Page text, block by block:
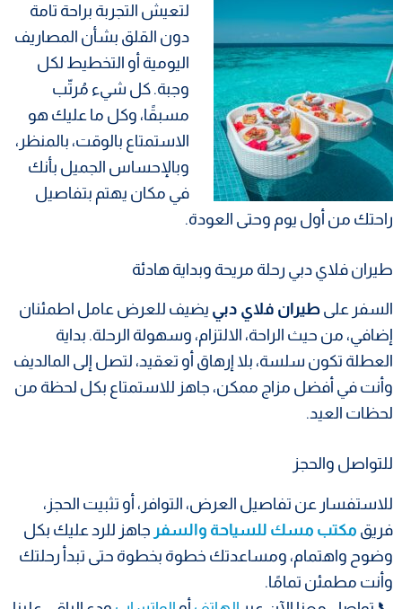
لتعيش التجربة براحة تامة
دون القلق بشأن المصاريف
اليومية أو التخطيط لكل
وجبة. كل شيء مُرتّب
مسبقًا، وكل ما عليك هو
الاستمتاع بالوقت، بالمنظر،
وبالإحساس الجميل بأنك
في مكان يهتم بتفاصيل
راحتك من أول يوم وحتى العودة.
طيران فلاي دبي رحلة مريحة وبداية هادئة
السفر على طيران فلاي دبي يضيف للعرض عامل اطمئنان
إضافي، من حيث الراحة، الالتزام، وسهولة الرحلة. بداية
العطلة تكون سلسة، بلا إرهاق أو تعقيد، لتصل إلى المالديف
وأنت في أفضل مزاج ممكن، جاهز للاستمتاع بكل لحظة من
لحظات العيد.
للتواصل والحجز
للاستفسار عن تفاصيل العرض، التوافر، أو تثبيت الحجز،
فريق مكتب مسك للسياحة والسفر جاهز للرد عليك بكل
وضوح واهتمام، ومساعدتك خطوة بخطوة حتى تبدأ رحلتك
وأنت مطمئن تمامًا.